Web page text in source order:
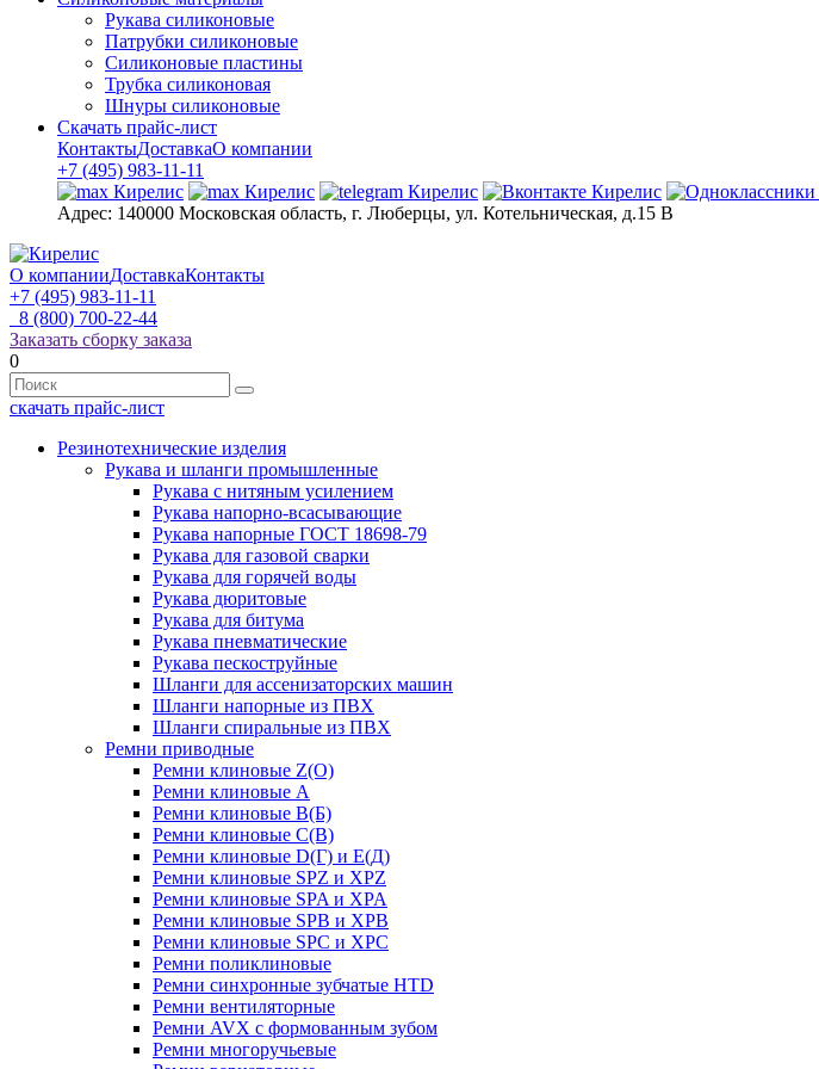
Рукава силиконовые
Патрубки силиконовые
Силиконовые пластины
Трубка силиконовая
Шнуры силиконовые
Скачать прайс-лист
КонтактыДоставкаО компании
+7 (495) 983-11-11
Адрес: 140000 Московская область, г. Люберцы, ул. Котельническая, д.15 В
О компанииДоставкаКонтакты
+7 (495) 983-11-11
8 (800) 700-22-44
Заказать сборку заказа
0
скачать прайс-лист
Резинотехнические изделия
Рукава и шланги промышленные
Рукава с нитяным усилением
Рукава напорно-всасывающие
Рукава напорные ГОСТ 18698-79
Рукава для газовой сварки
Рукава для горячей воды
Рукава дюритовые
Рукава для битума
Рукава пневматические
Рукава пескоструйные
Шланги для ассенизаторских машин
Шланги напорные из ПВХ
Шланги спиральные из ПВХ
Ремни приводные
Ремни клиновые Z(О)
Ремни клиновые А
Ремни клиновые В(Б)
Ремни клиновые С(В)
Ремни клиновые D(Г) и Е(Д)
Ремни клиновые SPZ и XPZ
Ремни клиновые SPA и XPA
Ремни клиновые SPB и XPB
Ремни клиновые SPC и XPC
Ремни поликлиновые
Ремни синхронные зубчатые HTD
Ремни вентиляторные
Ремни AVX с формованным зубом
Ремни многоручьевые